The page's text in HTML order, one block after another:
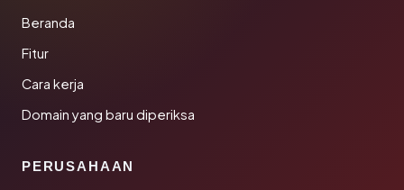
Beranda
Fitur
Cara kerja
Domain yang baru diperiksa
PERUSAHAAN